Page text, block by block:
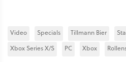
Video Specials Tillmann Bier
Xbox Series X/S
PC Xbox